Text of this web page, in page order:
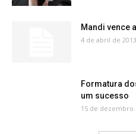
Mandi vence
4 de abril de 2013
Formatura
um sucesso
15 de dezembro